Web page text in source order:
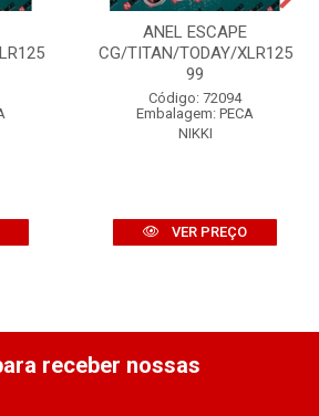
ANEL ESCAPE
CG/TITAN/TODAY/XLR125
99
Código: 72094
Embalagem: PECA
NIKKI
VER PREÇO
receber nossas